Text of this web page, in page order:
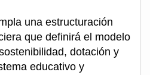
una estructuración
que definirá el modelo
dotación y
educativo y